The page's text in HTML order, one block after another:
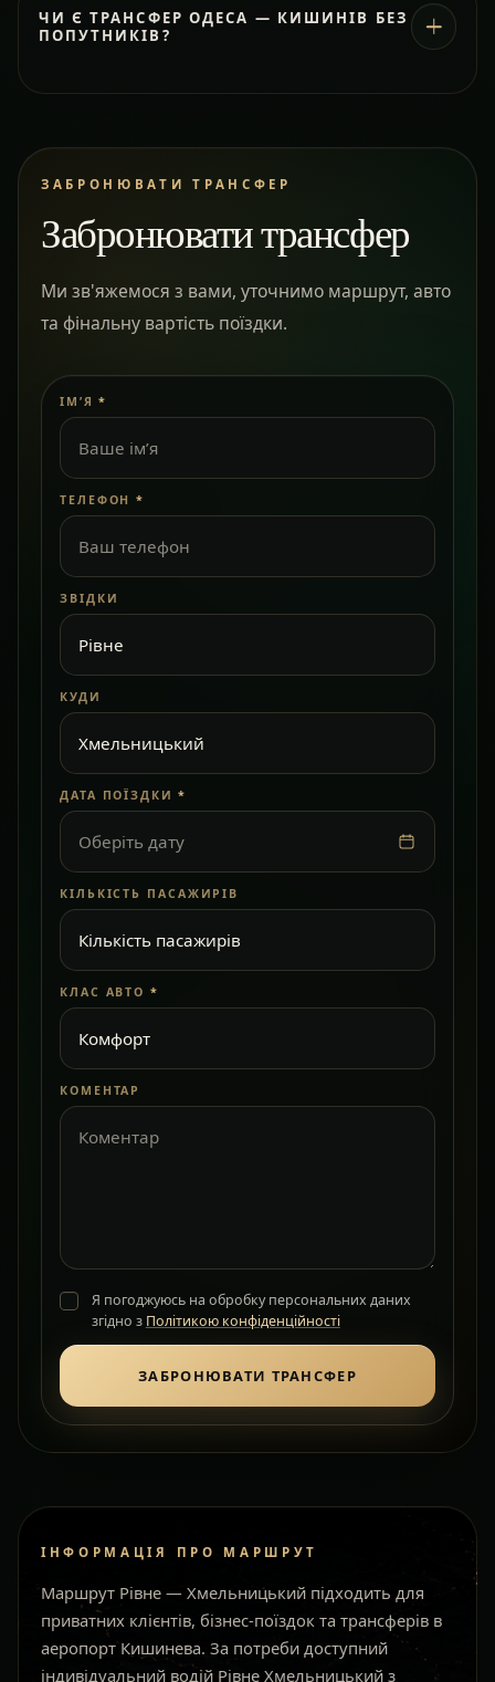
ЧИ Є ТРАНСФЕР ОДЕСА — КИШИНІВ БЕЗ
ПОПУТНИКІВ?
ЗАБРОНЮВАТИ ТРАНСФЕР
Забронювати трансфер
Ми зв'яжемося з вами, уточнимо маршрут, авто
та фінальну вартість поїздки.
ІМ’Я *
ТЕЛЕФОН *
ЗВІДКИ
КУДИ
ДАТА ПОЇЗДКИ *
Оберіть дату
КІЛЬКІСТЬ ПАСАЖИРІВ
КЛАС АВТО *
КОМЕНТАР
Я погоджуюсь на обробку персональних даних
згідно з Політикою конфіденційності
ЗАБРОНЮВАТИ ТРАНСФЕР
ІНФОРМАЦІЯ ПРО МАРШРУТ
Маршрут Рівне — Хмельницький підходить для
приватних клієнтів, бізнес-поїздок та трансферів в
аеропорт Кишинева. За потреби доступний
індивідуальний водій Рівне Хмельницький з